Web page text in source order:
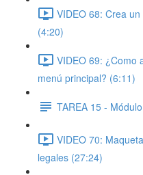
VIDEO 68: Crea
(4:20)
VIDEO 69: ¿Como
menú principal? (6:11)
TAREA 15 - Módulo
VIDEO 70:
legales (27:24)